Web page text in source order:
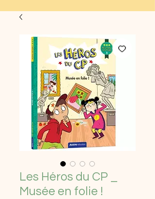
Les Héros du CP _
Musée en folie !